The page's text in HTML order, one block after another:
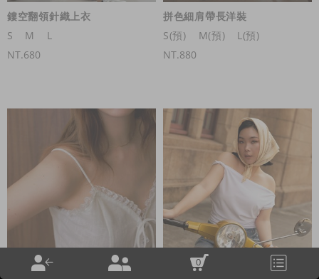
0
鏤空翻領針織上衣
S
M
L
NT.680
拼色細肩帶長洋裝
S(預)
M(預)
L(預)
NT.880